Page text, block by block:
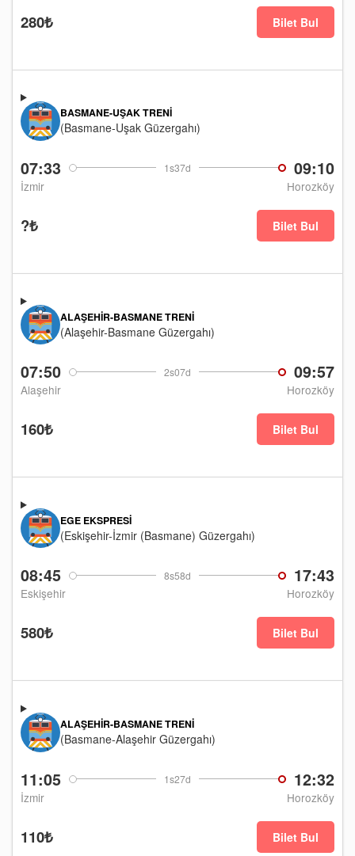
280₺ Bilet Bul
07:33 1s37d 09:10
İzmir Horozköy
BASMANE-UŞAK TRENI
(Basmane-Uşak Güzergahı)
?₺ Bilet Bul
07:50 2s07d 09:57
Alaşehir Horozköy
ALAŞEHIR-BASMANE TRENI
(Alaşehir-Basmane Güzergahı)
160₺ Bilet Bul
08:45 8s58d 17:43
Eskişehir Horozköy
EGE EKSPRESI
(Eskişehir-İzmir (Basmane) Güzergahı)
580₺ Bilet Bul
11:05 1s27d 12:32
İzmir Horozköy
ALAŞEHIR-BASMANE TRENI
(Basmane-Alaşehir Güzergahı)
110₺ Bilet Bul